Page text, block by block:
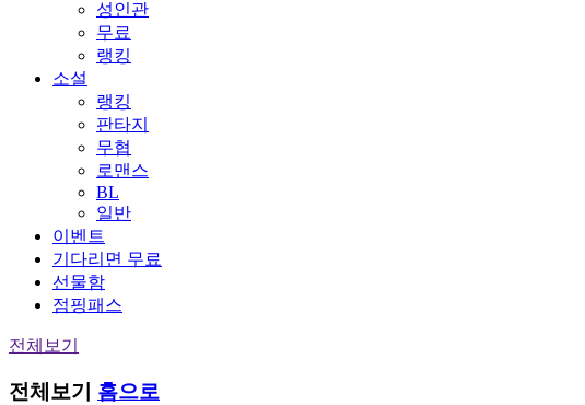
성인관
무료
랭킹
소설
랭킹
판타지
무협
로맨스
BL
일반
이벤트
기다리면 무료
선물함
점핑패스
전체보기
전체보기 홈으로